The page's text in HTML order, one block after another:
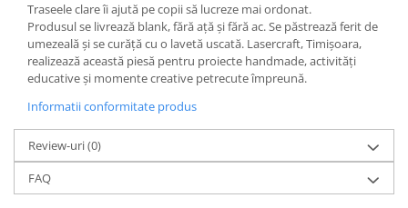
Traseele clare îi ajută pe copii să lucreze mai ordonat.
Produsul se livrează blank, fără ață și fără ac. Se păstrează ferit de
umezeală și se curăță cu o lavetă uscată. Lasercraft, Timișoara,
realizează această piesă pentru proiecte handmade, activități
educative și momente creative petrecute împreună.
Informatii conformitate produs
Review-uri(0)
FAQ